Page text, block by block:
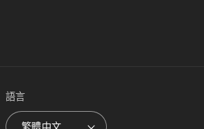
語言
繁體中文